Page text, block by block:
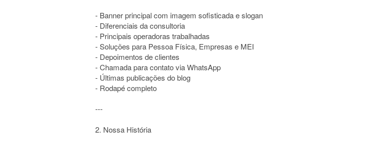
- Banner principal com imagem sofisticada e slogan
- Diferenciais da consultoria
- Principais operadoras trabalhadas
- Soluções para Pessoa Física, Empresas e MEI
- Depoimentos de clientes
- Chamada para contato via WhatsApp
- Últimas publicações do blog
- Rodapé completo
---
2. Nossa História